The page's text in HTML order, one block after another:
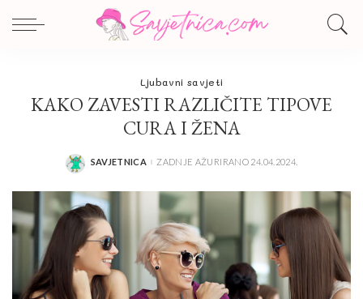
Ljubavni savjeti
KAKO ZAVESTI RAZLIČITE TIPOVE
CURA I ŽENA
POSTED
SAVJETNICA ZADNJE AŽURIRANO 24.04.2024.